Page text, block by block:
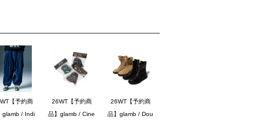
【予約商
glamb / Indi
26WT【予約商
品】glamb / Cine
26WT【予約商
品】glamb / Dou